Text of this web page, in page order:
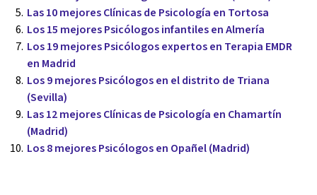
Las 10 mejores Clínicas de Psicología en Tortosa
Los 15 mejores Psicólogos infantiles en Almería
Los 19 mejores Psicólogos expertos en Terapia EMDR
en Madrid
Los 9 mejores Psicólogos en el distrito de Triana
(Sevilla)
Las 12 mejores Clínicas de Psicología en Chamartín
(Madrid)
Los 8 mejores Psicólogos en Opañel (Madrid)